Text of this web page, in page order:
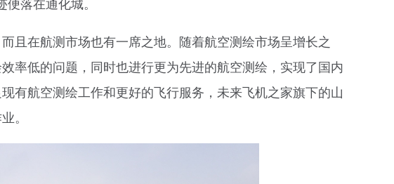
落在通化城。
且在航测市场也有一席之地。随着航空测绘市场呈增长之
率低的问题，同时也进行更为先进的航空测绘，实现了国内
有航空测绘工作和更好的飞行服务，未来飞机之家旗下的山
。